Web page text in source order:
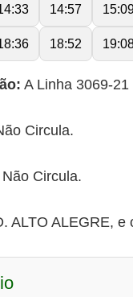
14:57
18:52
A Linha 3069-
Circula.
Circula.
ALTO ALEGRE,